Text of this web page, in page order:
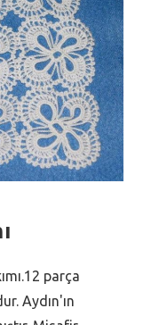
parça
Aydın'ın